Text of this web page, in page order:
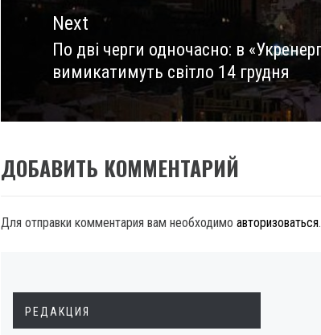
Next
Next
post:
По дві черги одночасно: в
вимикатимуть світло 14 грудня
ДОБАВИТЬ КОММЕНТАРИЙ
Для отправки комментария вам необходимо авторизоваться.
РЕДАКЦИЯ